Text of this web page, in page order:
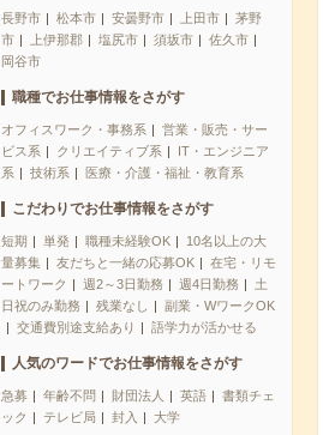
長野市 松本市 安曇野市 上田市
茅野
市
上伊那郡 塩尻市 須坂市
佐久市
岡谷市
職種でお仕事情報をさがす
オフィスワーク・事務系
営業・販売・サー
ビス系
クリエイティブ系
IT・エンジニア
系
技術系 医療・介護・福祉・教育系
こだわりでお仕事情報をさがす
短期 単発 職種未経験OK
10名以上の大
量募集
友だちと一緒の応募OK
在宅・リモ
ートワーク
週2～3日勤務 週4日勤務
土
日祝のみ勤務
残業なし
副業・WワークOK
交通費別途支給あり
語学力が活かせる
人気のワードでお仕事情報をさがす
急募 年齢不問 財団法人 英語
書類チェ
ック
テレビ局 封入 大学